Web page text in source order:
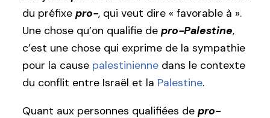
du préfixe pro-, qui veut dire « favorable à ».
Une chose qu’on qualifie de pro-Palestine,
c’est une chose qui exprime de la sympathie
pour la cause palestinienne dans le contexte
du conflit entre Israël et la Palestine.
Quant aux personnes qualifiées de pro-